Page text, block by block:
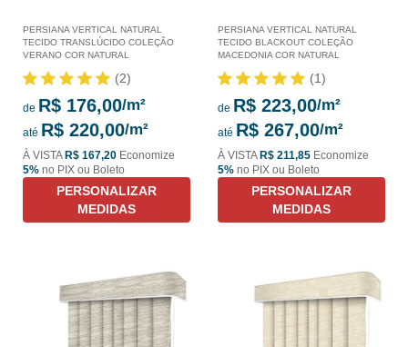
PERSIANA VERTICAL NATURAL
TECIDO TRANSLÚCIDO COLEÇÃO
VERANO COR NATURAL
(2)
de R$ 176,00
até R$ 220,00
À VISTAR$ 167,20 Economize
5% no PIX ou Boleto
PERSONALIZAR
MEDIDAS
PERSIANA VERTICAL NATURAL
TECIDO BLACKOUT COLEÇÃO
MACEDONIA COR NATURAL
(1)
de R$ 223,00
até R$ 267,00
À VISTAR$ 211,85 Economize
5% no PIX ou Boleto
PERSONALIZAR
MEDIDAS